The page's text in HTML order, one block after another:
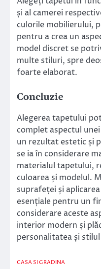
și al camerei
culorile mobilierului,
pentru a crea un
model discret se
multe stiluri, spre
foarte elaborat.
Concluzie
Alegerea tapetului
complet aspectul
un rezultat estetic și
se ia în considerare
materialul tapetului,
culoarea și modelul.
suprafeței și
esențiale pentru un
considerare aceste
interior modern și
personalitatea și
CASA SI GRADINA